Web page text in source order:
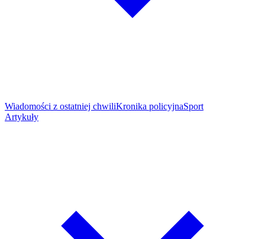
Wiadomości z ostatniej chwiliKronika policyjnaSport
Artykuły